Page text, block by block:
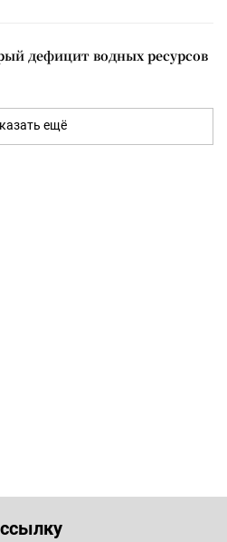
дефицит водных ресурсов
ещё